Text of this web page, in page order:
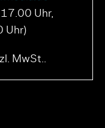
Uhr,
Uhr)
MwSt..